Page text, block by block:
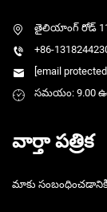
తైలియాంగ్ రోడ్
+86-
[email
సమయం: 9.00
వార్తా పత్రిక
మాకు సంబంధించడానికి